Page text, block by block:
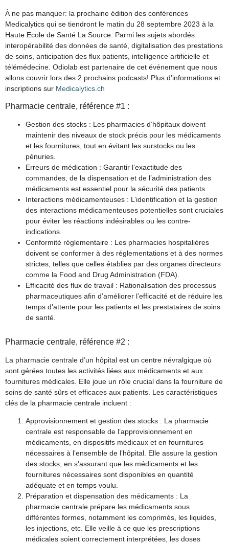
À ne pas manquer: la prochaine édition des conférences
Medicalytics qui se tiendront le matin du 28 septembre 2023 à la
Haute Ecole de Santé La Source. Parmi les sujets abordés:
interopérabilité des données de santé, digitalisation des prestations
de soins, anticipation des flux patients, intelligence artificielle et
télémédecine. Odiolab est partenaire de cet événement que nous
allons couvrir lors des 2 prochains podcasts! Plus d’informations et
inscriptions sur Medicalytics.ch
Pharmacie centrale, référence #1 :
Gestion des stocks : Les pharmacies d’hôpitaux doivent
maintenir des niveaux de stock précis pour les médicaments
et les fournitures, tout en évitant les surstocks ou les
pénuries.
Erreurs de médication : Garantir l’exactitude des
commandes, de la dispensation et de l’administration des
médicaments est essentiel pour la sécurité des patients.
Interactions médicamenteuses : L’identification et la gestion
des interactions médicamenteuses potentielles sont cruciales
pour éviter les réactions indésirables ou les contre-
indications.
Conformité réglementaire : Les pharmacies hospitalières
doivent se conformer à des réglementations et à des normes
strictes, telles que celles établies par des organes directeurs
comme la Food and Drug Administration (FDA).
Efficacité des flux de travail : Rationalisation des processus
pharmaceutiques afin d’améliorer l’efficacité et de réduire les
temps d’attente pour les patients et les prestataires de soins
de santé.
Pharmacie centrale, référence #2 :
La pharmacie centrale d’un hôpital est un centre névralgique où
sont gérées toutes les activités liées aux médicaments et aux
fournitures médicales. Elle joue un rôle crucial dans la fourniture de
soins de santé sûrs et efficaces aux patients. Les caractéristiques
clés de la pharmacie centrale incluent :
Approvisionnement et gestion des stocks : La pharmacie
centrale est responsable de l’approvisionnement en
médicaments, en dispositifs médicaux et en fournitures
nécessaires à l’ensemble de l’hôpital. Elle assure la gestion
des stocks, en s’assurant que les médicaments et les
fournitures nécessaires sont disponibles en quantité
adéquate et en temps voulu.
Préparation et dispensation des médicaments : La
pharmacie centrale prépare les médicaments sous
différentes formes, notamment les comprimés, les liquides,
les injections, etc. Elle veille à ce que les prescriptions
médicales soient correctement interprétées, les doses